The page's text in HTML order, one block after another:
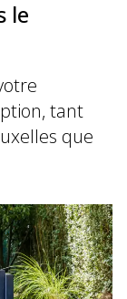
le
tant
que